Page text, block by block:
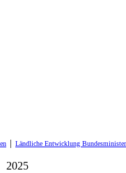
Ländliche Entwicklung